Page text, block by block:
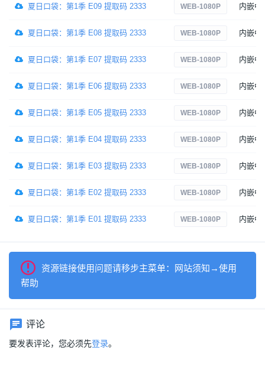
夏日口袋：第1季 E09 提取码 2333 WEB-1080P 内嵌中
夏日口袋：第1季 E08 提取码 2333 WEB-1080P 内嵌中
夏日口袋：第1季 E07 提取码 2333 WEB-1080P 内嵌中
夏日口袋：第1季 E06 提取码 2333 WEB-1080P 内嵌中
夏日口袋：第1季 E05 提取码 2333 WEB-1080P 内嵌中
夏日口袋：第1季 E04 提取码 2333 WEB-1080P 内嵌中
夏日口袋：第1季 E03 提取码 2333 WEB-1080P 内嵌中
夏日口袋：第1季 E02 提取码 2333 WEB-1080P 内嵌中
夏日口袋：第1季 E01 提取码 2333 WEB-1080P 内嵌中
资源链接使用问题请移步主菜单：网站须知→使用
帮助
评论
要发表评论，您必须先登录。